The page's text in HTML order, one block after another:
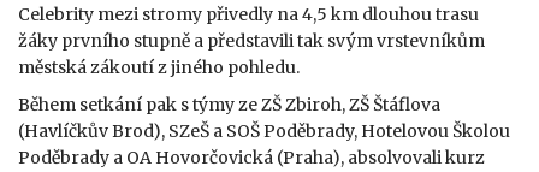
Celebrity mezi stromy přivedly na 4,5 km dlouhou trasu
žáky prvního stupně a představili tak svým vrstevníkům
městská zákoutí z jiného pohledu.
Během setkání pak s týmy ze ZŠ Zbiroh, ZŠ Štáflova
(Havlíčkův Brod), SZeŠ a SOŠ Poděbrady, Hotelovou Školou
Poděbrady a OA Hovorčovická (Praha), absolvovali kurz